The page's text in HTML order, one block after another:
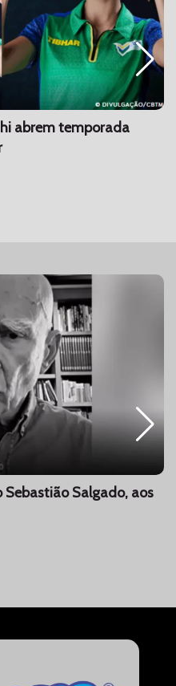
abrem temporada
Salgado, aos